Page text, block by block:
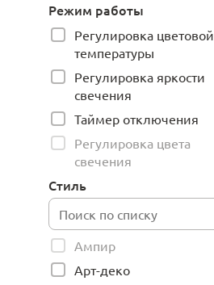
Режим работы
Регулировка цветовой
температуры
Регулировка яркости
свечения
Таймер отключения
Регулировка цвета
свечения
Стиль
Ампир
Арт-деко